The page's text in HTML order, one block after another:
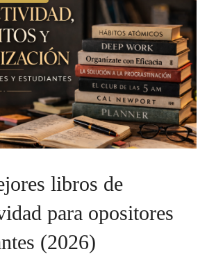
libros de
para opositores
(2026)